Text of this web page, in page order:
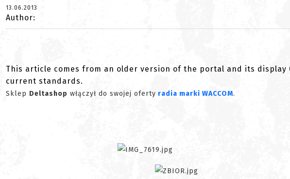
13.06.2013
Author:
This article comes from an older version of the portal and its display
current standards.
Sklep Deltashop włączył do swojej oferty radia marki WACCOM.